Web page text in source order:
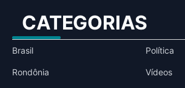
CATEGORIAS
Brasil Política
Rondônia Vídeos